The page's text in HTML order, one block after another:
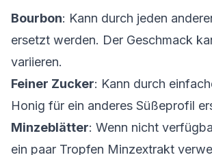
Bourbon: Kann durch jeden
ersetzt werden. Der Geschmack
variieren.
Feiner Zucker: Kann durch
Honig für ein anderes Süßeprofil
Minzeblätter: Wenn nicht
ein paar Tropfen Minzextrakt